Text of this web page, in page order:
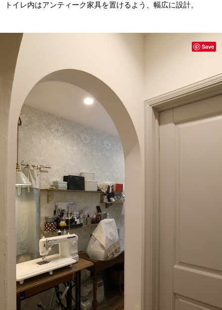
トイレ内はアンティーク家具を置けるよう、幅広に設計。
Save